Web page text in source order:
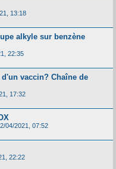
13:18
alkyle sur benzène
22:35
vaccin? Chaîne de
17:32
04/2021, 07:52
22:22